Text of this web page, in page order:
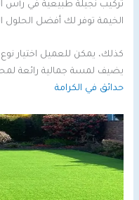
تركيب نجيلة طبيعية في رأس
الخيمة توفر لك أفضل الحلول
كذلك، يمكن للعميل اختيار
يضيف لمسة جمالية رائعة
حدائق في الكرامة